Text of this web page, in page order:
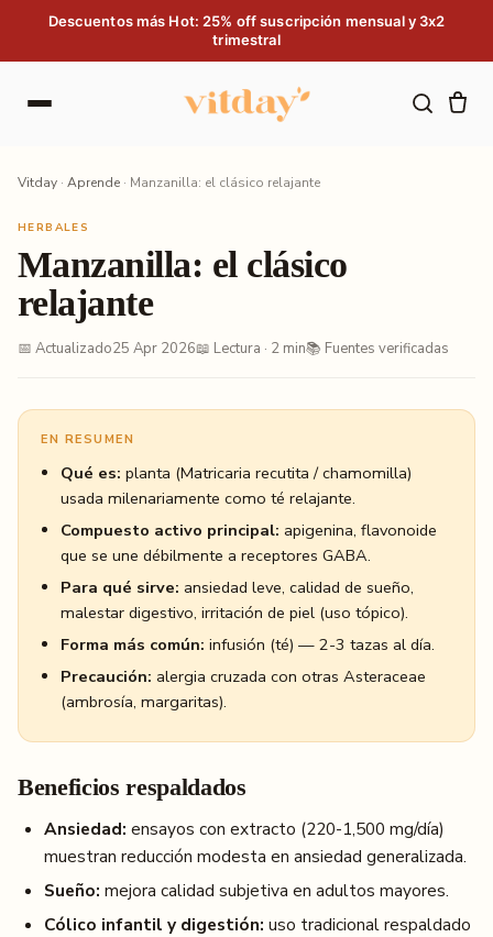
Saltar al contenido
Descuentos más Hot: 25% off suscripción mensual y 3x2
trimestral
Vitday · Aprende · Manzanilla: el clásico relajante
HERBALES
Manzanilla: el clásico
relajante
📅 Actualizado25 Apr 2026📖 Lectura · 2 min📚 Fuentes verificadas
EN RESUMEN
Qué es: planta (Matricaria recutita / chamomilla)
usada milenariamente como té relajante.
Compuesto activo principal: apigenina, flavonoide
que se une débilmente a receptores GABA.
Para qué sirve: ansiedad leve, calidad de sueño,
malestar digestivo, irritación de piel (uso tópico).
Forma más común: infusión (té) — 2-3 tazas al día.
Precaución: alergia cruzada con otras Asteraceae
(ambrosía, margaritas).
Beneficios respaldados
Ansiedad: ensayos con extracto (220-1,500 mg/día)
muestran reducción modesta en ansiedad generalizada.
Sueño: mejora calidad subjetiva en adultos mayores.
Cólico infantil y digestión: uso tradicional respaldado